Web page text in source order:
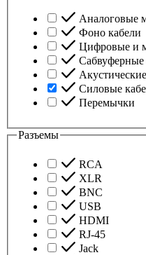
Аналоговые
Фоно кабели
Цифровые и
Сабвуферные
Силовые
Перемычки
Разъемы
RCA
XLR
BNC
USB
HDMI
RJ-45
Jack